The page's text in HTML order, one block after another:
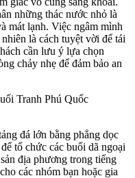
những thác nước nhỏ là
mát lạnh. Việc ngâm mình
là cách tuyệt vời để tái
cần lưu ý lựa chọn
chảy nhẹ để đảm bảo an
đá lớn bằng phẳng dọc
tổ chức các buổi dã ngoại
địa phương trong tiếng
các nhóm bạn hoặc gia